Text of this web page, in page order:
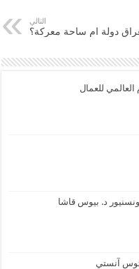
التالي
دولة ام ساحة معركة؟
العالمي للعمال
د. بيوس قاشا
آنستي